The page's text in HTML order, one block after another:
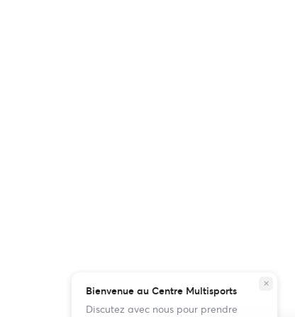
close
Bienvenue au Centre Multisports
Discutez avec nous pour prendre